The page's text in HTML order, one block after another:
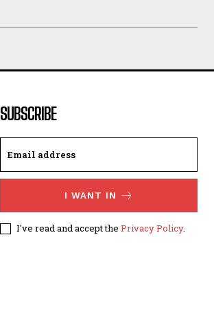
SUBSCRIBE
I WANT IN
I've read and accept the Privacy Policy.